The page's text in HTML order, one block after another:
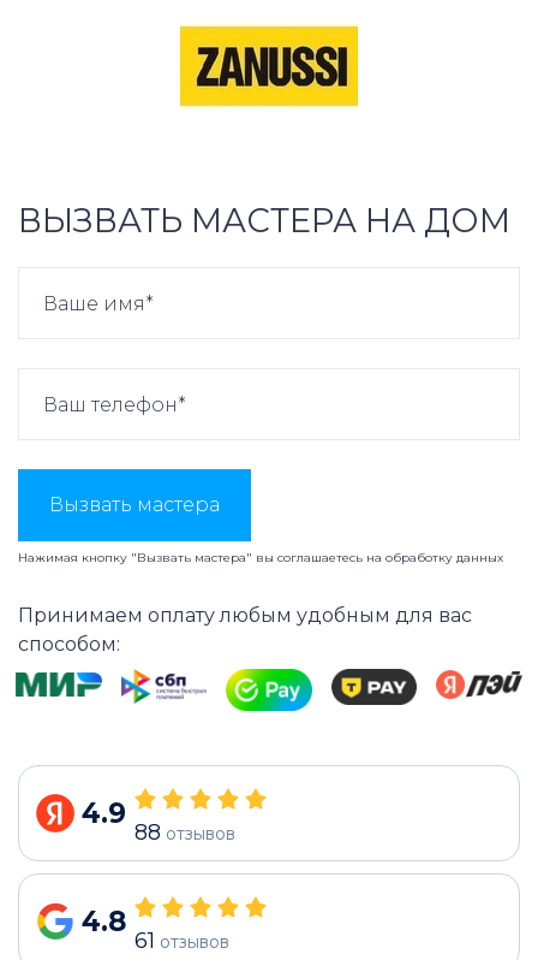
ВЫЗВАТЬ МАСТЕРА НА ДОМ
Вызвать мастера
Нажимая кнопку "Вызвать мастера" вы соглашаетесь на обработку данных
Принимаем оплату любым удобным для вас
способом:
4.9
88 отзывов
4.8
61 отзывов